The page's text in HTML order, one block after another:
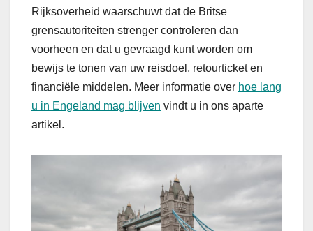
Rijksoverheid waarschuwt dat de Britse
grensautoriteiten strenger controleren dan
voorheen en dat u gevraagd kunt worden om
bewijs te tonen van uw reisdoel, retourticket en
financiële middelen. Meer informatie over hoe lang
u in Engeland mag blijven vindt u in ons aparte
artikel.